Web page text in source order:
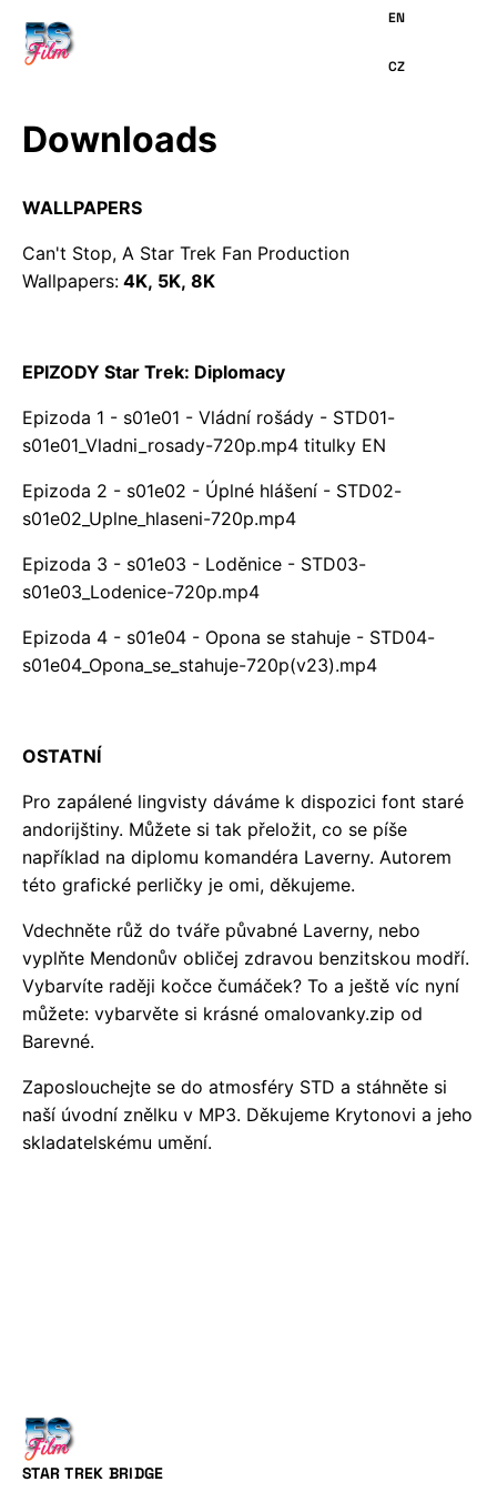
OBSAHU
Downloads
WALLPAPERS
Can't Stop, A Star Trek Fan Production
Wallpapers: 4K, 5K, 8K
EPIZODY Star Trek: Diplomacy
Epizoda 1 - s01e01 - Vládní rošády - STD01-
s01e01_Vladni_rosady-720p.mp4 titulky EN
Epizoda 2 - s01e02 - Úplné hlášení - STD02-
s01e02_Uplne_hlaseni-720p.mp4
Epizoda 3 - s01e03 - Loděnice - STD03-
s01e03_Lodenice-720p.mp4
Epizoda 4 - s01e04 - Opona se stahuje - STD04-
s01e04_Opona_se_stahuje-720p(v23).mp4
OSTATNÍ
Pro zapálené lingvisty dáváme k dispozici font staré
andorijštiny. Můžete si tak přeložit, co se píše
například na diplomu komandéra Laverny. Autorem
této grafické perličky je omi, děkujeme.
Vdechněte růž do tváře půvabné Laverny, nebo
vyplňte Mendonův obličej zdravou benzitskou modří.
Vybarvíte raději kočce čumáček? To a ještě víc nyní
můžete: vybarvěte si krásné omalovanky.zip od
Barevné.
Zaposlouchejte se do atmosféry STD a stáhněte si
naší úvodní znělku v MP3. Děkujeme Krytonovi a jeho
skladatelskému umění.
STAR TREK BRIDGE